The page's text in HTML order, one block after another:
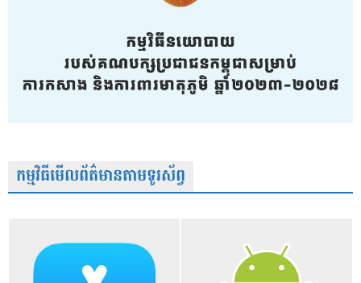
កម្មវិធីមើលព័ត៌មានតាមទូរស័ព្វ